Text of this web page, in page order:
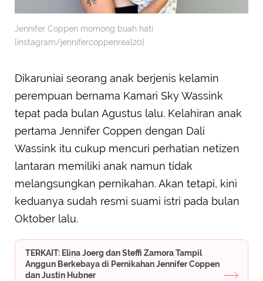
Jennifer Coppen momong buah hati
[instagram/jennifercoppenreal20]
Dikaruniai seorang anak berjenis kelamin
perempuan bernama Kamari Sky Wassink
tepat pada bulan Agustus lalu. Kelahiran anak
pertama Jennifer Coppen dengan Dali
Wassink itu cukup mencuri perhatian netizen
lantaran memiliki anak namun tidak
melangsungkan pernikahan. Akan tetapi, kini
keduanya sudah resmi suami istri pada bulan
Oktober lalu.
TERKAIT: Elina Joerg dan Steffi Zamora Tampil
Anggun Berkebaya di Pernikahan Jennifer Coppen
dan Justin Hubner